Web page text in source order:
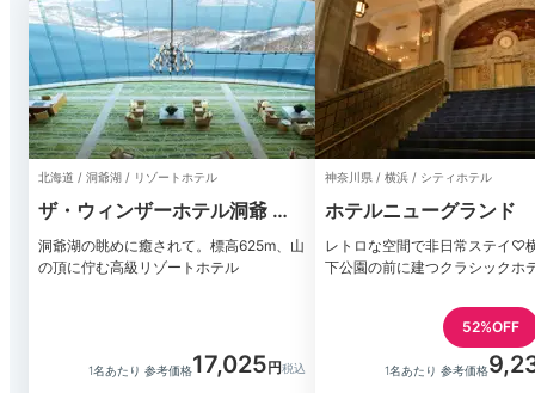
北海道 / 洞爺湖 / リゾートホテル
ザ・ウィンザーホテル洞爺 リ
ゾート＆スパ
洞爺湖の眺めに癒されて。標高625m、山
の頂に佇む高級リゾートホテル
1名あたり 参考価格17,025
神奈川県 / 横浜 / シティホテル
ホテルニューグランド
レトロな空間で非日常ステイ♡
下公園の前に建つクラシックホ
52%OFF
1名あたり 参考価格